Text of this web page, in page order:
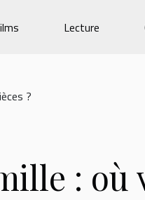
Lecture
?
: